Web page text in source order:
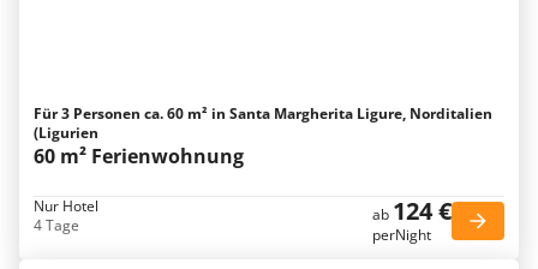
Für 3 Personen ca. 60 m² in Santa Margherita Ligure, Norditalien
(Ligurien
60 m² Ferienwohnung
Nur Hotel
4 Tage
ab 124 €
perNight